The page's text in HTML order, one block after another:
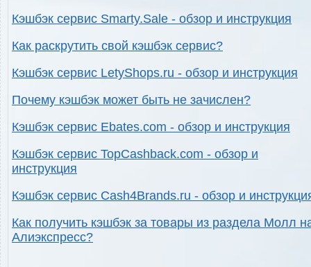
Кэшбэк сервис Smarty.Sale - обзор и инструкция
Как раскрутить свой кэшбэк сервис?
Кэшбэк сервис LetyShops.ru - обзор и инструкция
Почему кэшбэк может быть не зачислен?
Кэшбэк сервис Ebates.com - обзор и инструкция
Кэшбэк сервис TopCashback.com - обзор и
инструкция
Кэшбэк сервис Cash4Brands.ru - обзор и
Как получить кэшбэк за товары из раздела Молл
Алиэкспресс?